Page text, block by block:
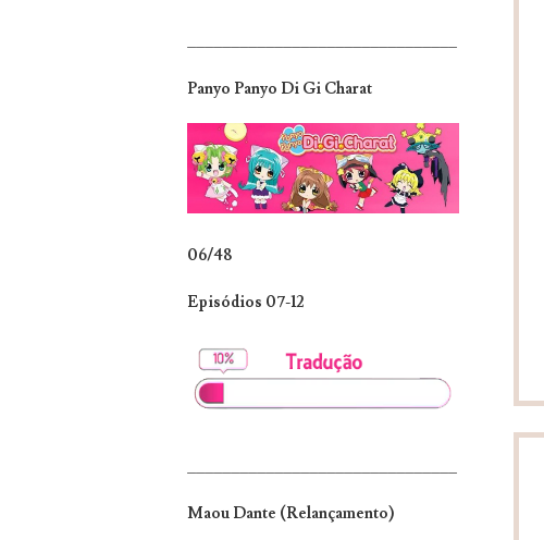
_______________________________
Panyo Panyo Di Gi Charat
06/48
Episódios 07-12
Maou Dante (Relançamento)